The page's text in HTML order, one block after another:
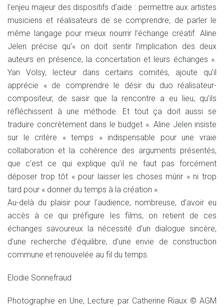
l’enjeu majeur des dispositifs d’aide : permettre aux artistes
musiciens et réalisateurs de se comprendre, de parler le
même langage pour mieux nourrir l’échange créatif. Aline
Jelen précise qu’« on doit sentir l’implication des deux
auteurs en présence, la concertation et leurs échanges ».
Yan Volsy, lecteur dans certains comités, ajoute qu’il
apprécie « de comprendre le désir du duo réalisateur-
compositeur, de saisir que la rencontre a eu lieu, qu’ils
réfléchissent à une méthode. Et tout ça doit aussi se
traduire concrètement dans le budget ». Aline Jelen insiste
sur le critère « temps » indispensable pour une vraie
collaboration et la cohérence des arguments présentés,
que c’est ce qui explique qu’il ne faut pas forcément
déposer trop tôt « pour laisser les choses mûrir » ni trop
tard pour « donner du temps à la création ».
Au-delà du plaisir pour l’audience, nombreuse, d’avoir eu
accès à ce qui préfigure les films, on retient de ces
échanges savoureux la nécessité d’un dialogue sincère,
d’une recherche d’équilibre, d’une envie de construction
commune et renouvelée au fil du temps.
Elodie Sonnefraud
Photographie en Une, Lecture par Catherine Riaux © AGM